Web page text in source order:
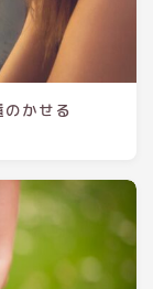
のかせる